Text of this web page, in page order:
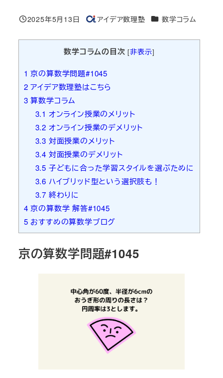
投稿日
2025年5月13日
著
アイデア数理塾 カテゴリー
数学コラム
数学コラムの目次 [非表示]
1 京の算数学問題#1045
2 アイデア数理塾はこちら
3 算数学コラム
3.1 オンライン授業のメリット
3.2 オンライン授業のデメリット
3.3 対面授業のメリット
3.4 対面授業のデメリット
3.5 子どもに合った学習スタイルを選ぶために
3.6 ハイブリッド型という選択肢も！
3.7 終わりに
4 京の算数学 解答#1045
5 おすすめの算数学ブログ
京の算数学問題#1045